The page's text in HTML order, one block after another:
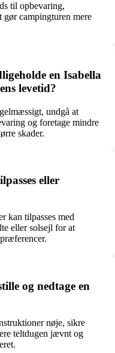
til opbevaring,
campingturen mere
en Isabella
levetid?
undgå at
og foretage mindre
skader.
eller
kan tilpasses med
eller solsejl for at
og nedtage en
nøje, sikre
teltdugen jævnt og